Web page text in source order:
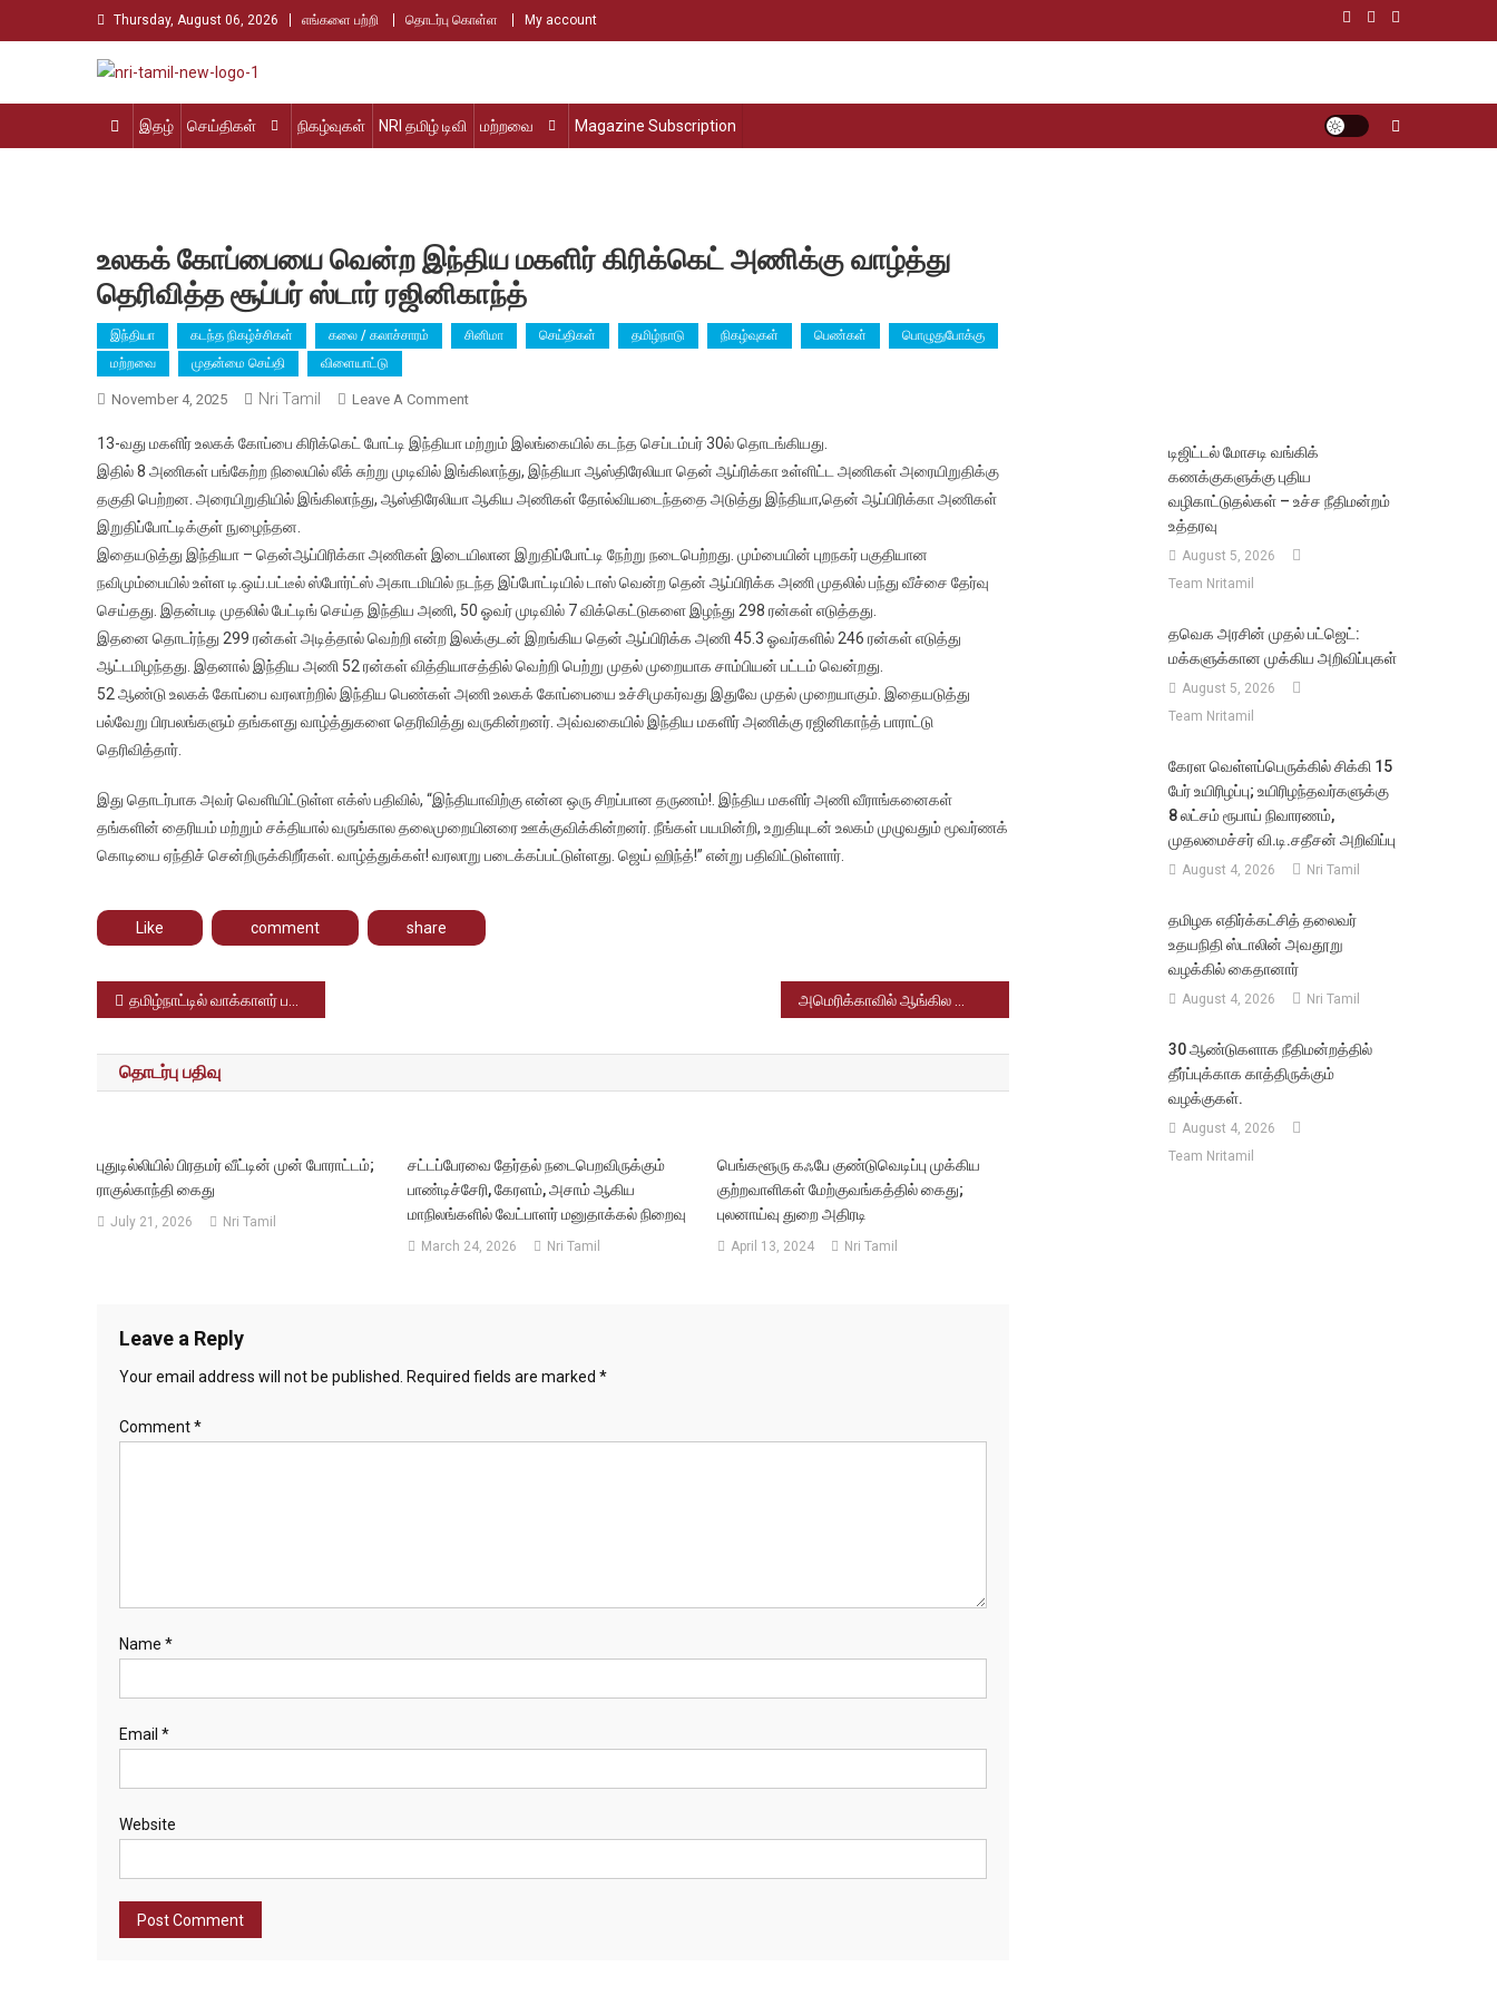
to
Thursday, August 06, 2026 எங்களை பற்றி தொடர்பு கொள்ள My account
Nri Tamil
உலக தமிழர்களின் உரத்த குரல்
இதழ்
செய்திகள் நிகழ்வுகள் NRI தமிழ் டிவி மற்றவை Magazine Subscription
உலகக் கோப்பையை வென்ற இந்திய மகளிர் கிரிக்கெட் அணிக்கு வாழ்த்து
தெரிவித்த சூப்பர் ஸ்டார் ரஜினிகாந்த்
இந்தியா கடந்த நிகழ்ச்சிகள் கலை / கலாச்சாரம் சினிமா செய்திகள் தமிழ்நாடு நிகழ்வுகள் பெண்கள்
பொழுதுபோக்கு
மற்றவை
முதன்மை செய்தி விளையாட்டு
November 4, 2025 Nri Tamil Leave A CommentOn
கோப்பையை
வென்ற
இந்திய
கிரிக்கெட்
அணிக்கு
வாழ்த்து
தெரிவித்த
ஸ்டார்
13-வது மகளிர் உலகக் கோப்பை கிரிக்கெட் போட்டி இந்தியா மற்றும் இலங்கையில் கடந்த செப்டம்பர் 30ல் தொடங்கியது.
இதில் 8 அணிகள் பங்கேற்ற நிலையில் லீக் சுற்று முடிவில் இங்கிலாந்து, இந்தியா ஆஸ்திரேலியா தென் ஆப்ரிக்கா உள்ளிட்ட அணிகள் அரையிறுதிக்கு
தகுதி பெற்றன. அரையிறுதியில் இங்கிலாந்து, ஆஸ்திரேலியா ஆகிய அணிகள் தோல்வியடைந்ததை அடுத்து இந்தியா,தென் ஆப்பிரிக்கா அணிகள்
இறுதிப்போட்டிக்குள் நுழைந்தன.
இதையடுத்து இந்தியா – தென்ஆப்பிரிக்கா அணிகள் இடையிலான இறுதிப்போட்டி நேற்று நடைபெற்றது. மும்பையின் புறநகர் பகுதியான
நவிமும்பையில் உள்ள டி.ஒய்.பட்டீல் ஸ்போர்ட்ஸ் அகாடமியில் நடந்த இப்போட்டியில் டாஸ் வென்ற தென் ஆப்பிரிக்க அணி முதலில் பந்து வீச்சை தேர்வு
செய்தது. இதன்படி முதலில் பேட்டிங் செய்த இந்திய அணி, 50 ஓவர் முடிவில் 7 விக்கெட்டுகளை இழந்து 298 ரன்கள் எடுத்தது.
இதனை தொடர்ந்து 299 ரன்கள் அடித்தால் வெற்றி என்ற இலக்குடன் இறங்கிய தென் ஆப்பிரிக்க அணி 45.3 ஓவர்களில் 246 ரன்கள் எடுத்து
ஆட்டமிழந்தது. இதனால் இந்திய அணி 52 ரன்கள் வித்தியாசத்தில் வெற்றி பெற்று முதல் முறையாக சாம்பியன் பட்டம் வென்றது.
52 ஆண்டு உலகக் கோப்பை வரலாற்றில் இந்திய பெண்கள் அணி உலகக் கோப்பையை உச்சிமுகர்வது இதுவே முதல் முறையாகும். இதையடுத்து
பல்வேறு பிரபலங்களும் தங்களது வாழ்த்துகளை தெரிவித்து வருகின்றனர். அவ்வகையில் இந்திய மகளிர் அணிக்கு ரஜினிகாந்த் பாராட்டு
தெரிவித்தார்.
இது தொடர்பாக அவர் வெளியிட்டுள்ள எக்ஸ் பதிவில், “இந்தியாவிற்கு என்ன ஒரு சிறப்பான தருணம்!. இந்திய மகளிர் அணி வீராங்கனைகள்
தங்களின் தைரியம் மற்றும் சக்தியால் வருங்கால தலைமுறையினரை ஊக்குவிக்கின்றனர். நீங்கள் பயமின்றி, உறுதியுடன் உலகம் முழுவதும் மூவர்ணக்
கொடியை ஏந்திச் சென்றிருக்கிறீர்கள். வாழ்த்துக்கள்! வரலாறு படைக்கப்பட்டுள்ளது. ஜெய் ஹிந்த்!” என்று பதிவிட்டுள்ளார்.
Like comment share
Post
navigation
தமிழ்நாட்டில் வாக்காளர் பட்டியல் சிறப்பு தீவிர திருத்தப் பணி செவ்வாய்க்கிழமை இன்றுமுதல் தொடங்குகிறது
தொடர்பு பதிவு
புதுடில்லியில் பிரதமர் வீட்டின் முன் போராட்டம்;
ராகுல்காந்தி கைது
July 21, 2026 Nri Tamil
சட்டப்பேரவை தேர்தல் நடைபெறவிருக்கும்
பாண்டிச்சேரி, கேரளம், அசாம் ஆகிய
மாநிலங்களில் வேட்பாளர் மனுதாக்கல் நிறைவு
March 24, 2026 Nri Tamil
பெங்களூரு கஃபே குண்டுவெடிப்பு முக்கிய
குற்றவாளிகள் மேற்குவங்கத்தில் கைது;
புலனாய்வு துறை அதிரடி
April 13, 2024 Nri Tamil
Leave a Reply
Your email address will not be published. Required fields are marked *
Comment*
Name *
Email *
Website
டிஜிட்டல் மோசடி வங்கிக்
கணக்குகளுக்கு புதிய
வழிகாட்டுதல்கள் – உச்ச நீதிமன்றம்
உத்தரவு
August 5, 2026
Team Nritamil
தவெக அரசின் முதல் பட்ஜெட்:
மக்களுக்கான முக்கிய அறிவிப்புகள்
August 5, 2026
Team Nritamil
கேரள வெள்ளப்பெருக்கில் சிக்கி 15
பேர் உயிரிழப்பு; உயிரிழந்தவர்களுக்கு
8 லட்சம் ரூபாய் நிவாரணம்,
முதலமைச்சர் வி.டி.சதீசன் அறிவிப்பு
August 4, 2026 Nri Tamil
தமிழக எதிர்க்கட்சித் தலைவர்
உதயநிதி ஸ்டாலின் அவதூறு
வழக்கில் கைதானார்
August 4, 2026 Nri Tamil
30 ஆண்டுகளாக நீதிமன்றத்தில்
தீர்ப்புக்காக காத்திருக்கும்
வழக்குகள்.
August 4, 2026
Team Nritamil